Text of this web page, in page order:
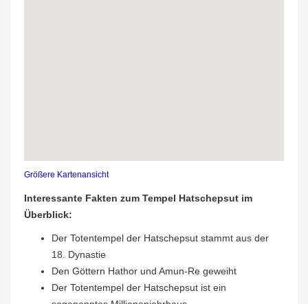
Größere Kartenansicht
Interessante Fakten zum Tempel Hatschepsut im
Überblick:
Der Totentempel der Hatschepsut stammt aus der
18. Dynastie
Den Göttern Hathor und Amun-Re geweiht
Der Totentempel der Hatschepsut ist ein